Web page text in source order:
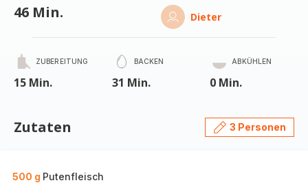
46 Min. Dieter
ZUBEREITUNG
15 Min.
BACKEN
31 Min.
ABKÜHLEN
0 Min.
Zutaten 3 Personen
500 g Putenfleisch